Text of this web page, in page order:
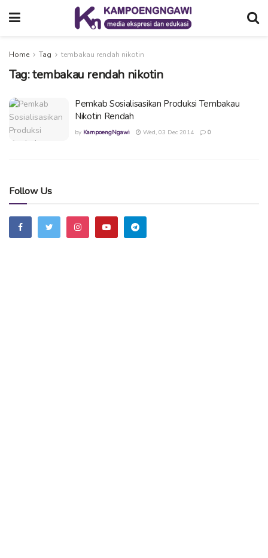
Home Tag tembakau rendah nikotin
Tag:tembakau rendah nikotin
Pemkab Sosialisasikan Produksi Tembakau
Nikotin Rendah
by KampoengNgawi Wed, 03 Dec 2014 0
Follow Us